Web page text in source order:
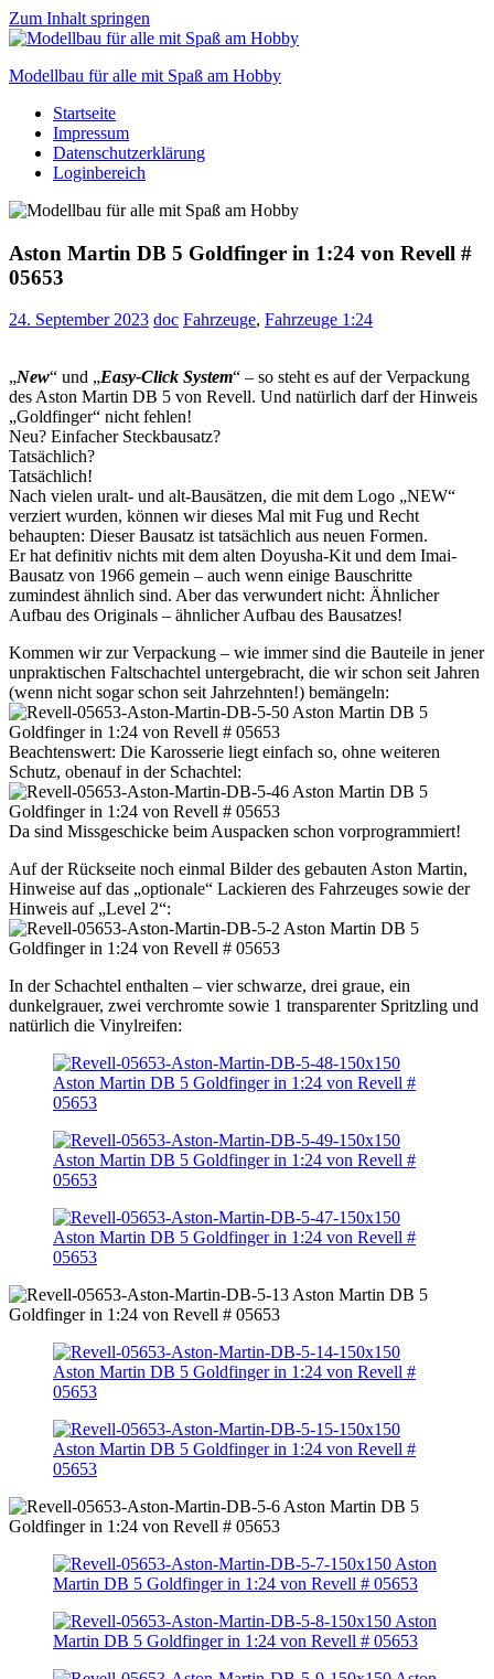
Zum Inhalt springen
Modellbau für alle mit Spaß am Hobby
Scale
modelling
to
Startseite
Impressum
Datenschutzerklärung
Loginbereich
Aston Martin DB 5 Goldfinger in 1:24 von Revell #
05653
24. September 2023 doc Fahrzeuge, Fahrzeuge 1:24
„New“ und „Easy-Click System“ – so steht es auf der Verpackung
des Aston Martin DB 5 von Revell. Und natürlich darf der Hinweis
„Goldfinger“ nicht fehlen!
Neu? Einfacher Steckbausatz?
Tatsächlich?
Tatsächlich!
Nach vielen uralt- und alt-Bausätzen, die mit dem Logo „NEW“
verziert wurden, können wir dieses Mal mit Fug und Recht
behaupten: Dieser Bausatz ist tatsächlich aus neuen Formen.
Er hat definitiv nichts mit dem alten Doyusha-Kit und dem Imai-
Bausatz von 1966 gemein – auch wenn einige Bauschritte
zumindest ähnlich sind. Aber das verwundert nicht: Ähnlicher
Aufbau des Originals – ähnlicher Aufbau des Bausatzes!
Kommen wir zur Verpackung – wie immer sind die Bauteile in jener
unpraktischen Faltschachtel untergebracht, die wir schon seit Jahren
(wenn nicht sogar schon seit Jahrzehnten!) bemängeln:
Beachtenswert: Die Karosserie liegt einfach so, ohne weiteren
Schutz, obenauf in der Schachtel:
Da sind Missgeschicke beim Auspacken schon vorprogrammiert!
Auf der Rückseite noch einmal Bilder des gebauten Aston Martin,
Hinweise auf das „optionale“ Lackieren des Fahrzeuges sowie der
Hinweis auf „Level 2“:
In der Schachtel enthalten – vier schwarze, drei graue, ein
dunkelgrauer, zwei verchromte sowie 1 transparenter Spritzling und
natürlich die Vinylreifen: